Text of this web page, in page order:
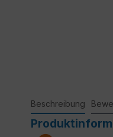
Beschreibung